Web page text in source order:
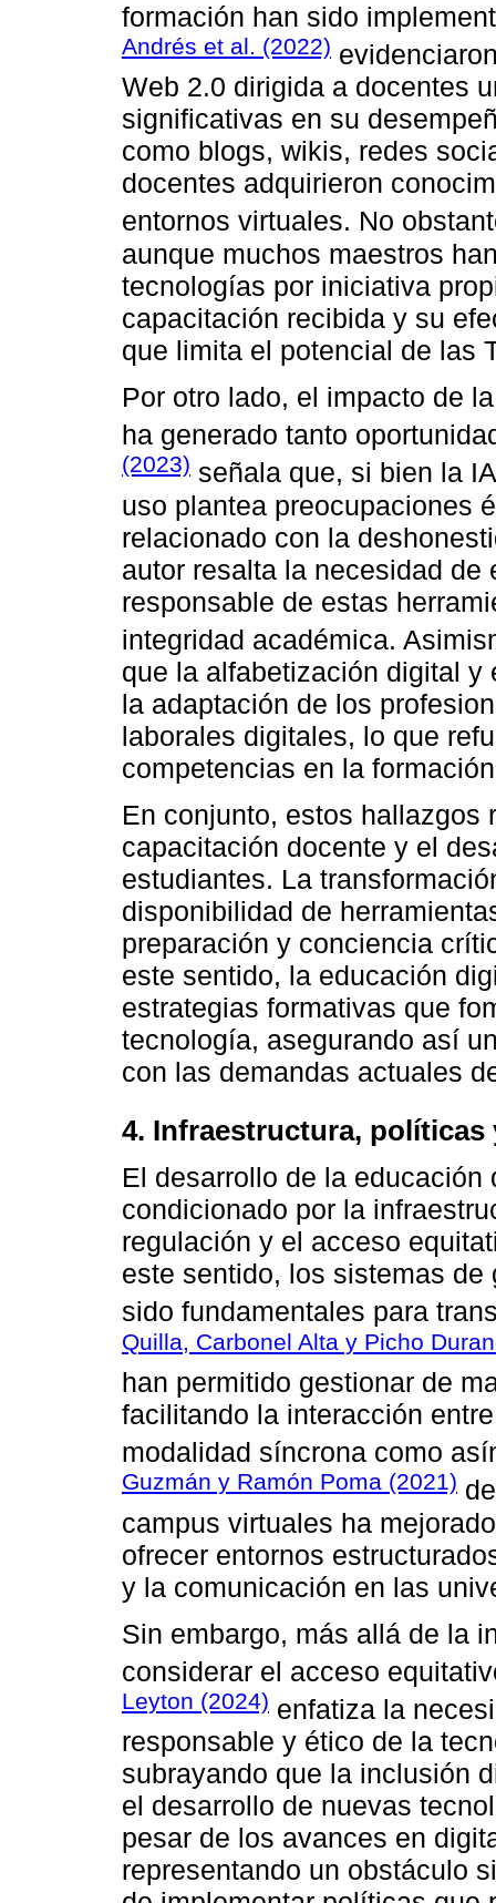
formación han sido
Andrés et al. (2022)
Web 2.0 dirigida a docentes
significativas en su
como blogs, wikis, redes
docentes adquirieron
entornos virtuales. No
aunque muchos maestros
tecnologías por iniciativa
capacitación recibida y su
que limita el potencial de las
Por otro lado, el impacto de
ha generado tanto
(2023) señala que, si bien la
uso plantea preocupaciones
relacionado con la
autor resalta la necesidad
responsable de estas
integridad académica.
que la alfabetización digital y
la adaptación de los
laborales digitales, lo que
competencias en la
En conjunto, estos hallazgos
capacitación docente y el
estudiantes. La
disponibilidad de
preparación y conciencia
este sentido, la educación
estrategias formativas que
tecnología, asegurando así
con las demandas actuales
4. Infraestructura,
El desarrollo de la
condicionado por la
regulación y el acceso
este sentido, los sistemas
sido fundamentales para
Quilla, Carbonel Alta y Picho
han permitido gestionar de
facilitando la interacción
modalidad síncrona como
Guzmán y Ramón Poma (2021)
campus virtuales ha
ofrecer entornos
y la comunicación en las
Sin embargo, más allá de la
considerar el acceso
Leyton (2024) enfatiza la
responsable y ético de la
subrayando que la inclusión
el desarrollo de nuevas
pesar de los avances en
representando un obstáculo